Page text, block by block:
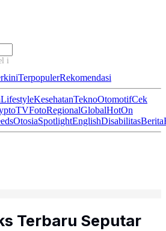
ini...
TerpopulerRekomendasi
LifestyleKesehatanTeknoOtomotifCek
TVFotoRegionalGlobalHotOn
OtosiaSpotlightEnglishDisabilitasBerita
Terbaru Seputar